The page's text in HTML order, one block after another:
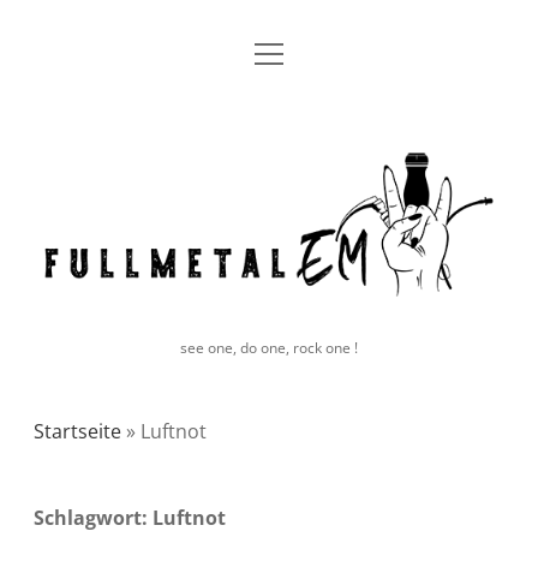
Blog
Menü
see one, do one, rock one !
Startseite » Luftnot
Schlagwort: Luftnot